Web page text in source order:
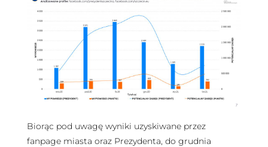
Biorąc pod uwagę wyniki uzyskiwane przez
fanpage miasta oraz Prezydenta, do grudnia